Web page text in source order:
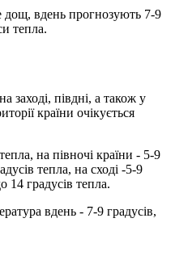
дощ, вдень прогнозують 7-9
тепла.
заході, півдні, а також у
країни очікується
на півночі країни - 5-9
тепла, на сході -5-9
14 градусів тепла.
вдень - 7-9 градусів,